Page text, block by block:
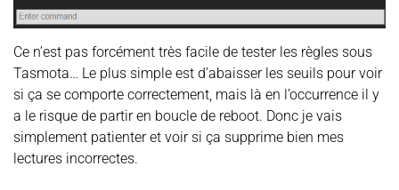
Ce n’est pas forcément très facile de tester les règles sous
Tasmota… Le plus simple est d’abaisser les seuils pour voir
si ça se comporte correctement, mais là en l’occurrence il y
a le risque de partir en boucle de reboot. Donc je vais
simplement patienter et voir si ça supprime bien mes
lectures incorrectes.